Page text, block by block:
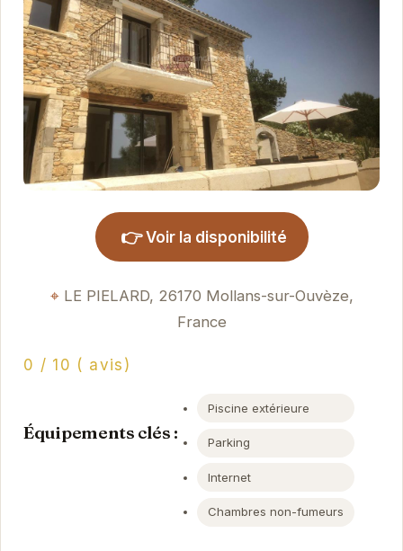
👉 Voir la disponibilité
LE PIELARD, 26170 Mollans-sur-Ouvèze,
France
0 / 10 ( avis)
Équipements clés :
Piscine extérieure
Parking
Internet
Chambres non-fumeurs